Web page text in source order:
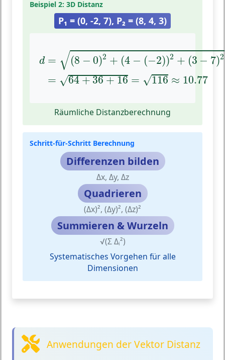
Beispiel 2: 3D Distanz
P₁ = (0, -2, 7), P₂ = (8, 4, 3)
d = √(8 − 0)2 + (4 − (−2))2 + (3 − 7)2
= √64+36+16 = √116 ≈ 10.77
0)2+(4−(−2))2+(3−7)2=64+36+
Räumliche Distanzberechnung
Schritt-für-Schritt Berechnung
Differenzen bilden
Δx, Δy, Δz
Quadrieren
(Δx)², (Δy)², (Δz)²
Summieren & Wurzeln
√(Σ Δᵢ²)
Systematisches Vorgehen für alle
Dimensionen
Anwendungen der Vektor Distanz